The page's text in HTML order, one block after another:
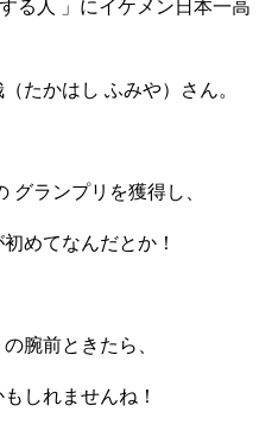
る人 」にイケメン日本一高
たかはし ふみや）さん。
グランプリを獲得し、
めてなんだとか！
腕前ときたら、
しれませんね！